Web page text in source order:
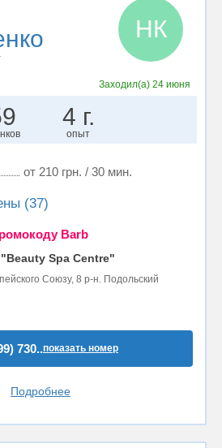
НК
Заходил(а)24 июня
4 г.
опыт
от 210 грн. / 30 мин.
(37)
Barb
Spa Centre"
Союзу, 8 р-н. Подольский
730..показать номер
Подробнее